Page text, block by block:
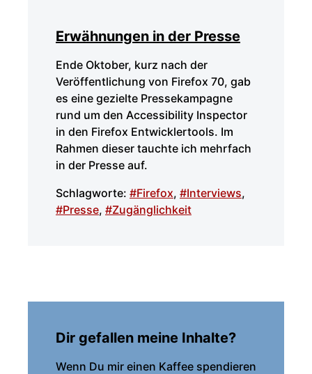
Erwähnungen in der Presse
Ende Oktober, kurz nach der
Veröffentlichung von Firefox 70, gab
es eine gezielte Pressekampagne
rund um den Accessibility Inspector
in den Firefox Entwicklertools. Im
Rahmen dieser tauchte ich mehrfach
in der Presse auf.
Schlagworte: #Firefox, #Interviews,
#Presse, #Zugänglichkeit
Dir gefallen meine Inhalte?
Wenn Du mir einen Kaffee spendieren